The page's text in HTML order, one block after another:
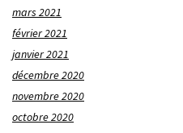
mars 2021
février 2021
janvier 2021
décembre 2020
novembre 2020
octobre 2020